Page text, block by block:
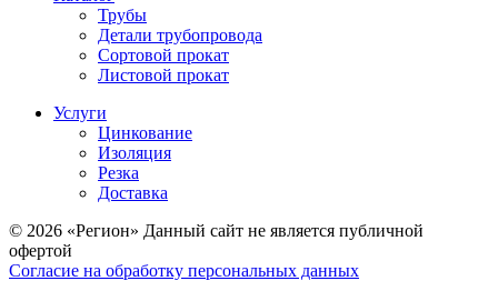
Трубы
Детали трубопровода
Сортовой прокат
Листовой прокат
Услуги
Цинкование
Изоляция
Резка
Доставка
© 2026 «Регион» Данный сайт не является публичной
офертой
Согласие на обработку персональных данных